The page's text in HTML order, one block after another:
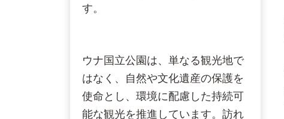
す。
ウナ国立公園は、単なる観光地で
はなく、自然や文化遺産の保護を
使命とし、環境に配慮した持続可
能な観光を推進しています。訪れ